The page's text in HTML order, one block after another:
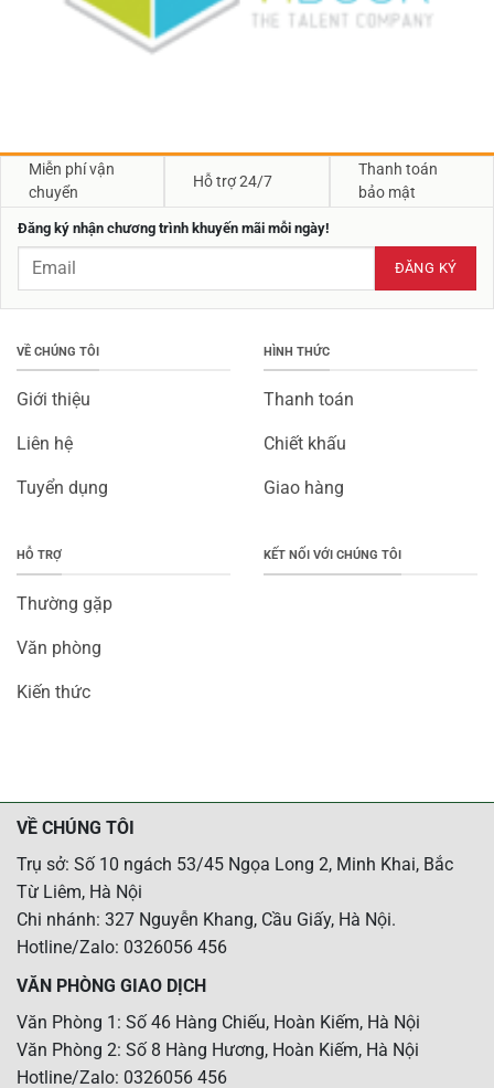
Miễn phí vận
chuyển
Hỗ trợ 24/7
Thanh toán
bảo mật
Đăng ký nhận chương trình khuyến mãi mỗi ngày!
VỀ CHÚNG TÔI
Giới thiệu
Liên hệ
Tuyển dụng
HÌNH THỨC
Thanh toán
Chiết khấu
Giao hàng
HỖ TRỢ
Thường gặp
Văn phòng
Kiến thức
KẾT NỐI VỚI CHÚNG TÔI
VỀ CHÚNG TÔI
Trụ sở: Số 10 ngách 53/45 Ngọa Long 2, Minh Khai, Bắc
Từ Liêm, Hà Nội
Chi nhánh: 327 Nguyễn Khang, Cầu Giấy, Hà Nội.
Hotline/Zalo: 0326056 456
VĂN PHÒNG GIAO DỊCH
Văn Phòng 1: Số 46 Hàng Chiếu, Hoàn Kiếm, Hà Nội
Văn Phòng 2: Số 8 Hàng Hương, Hoàn Kiếm, Hà Nội
Hotline/Zalo: 0326056 456